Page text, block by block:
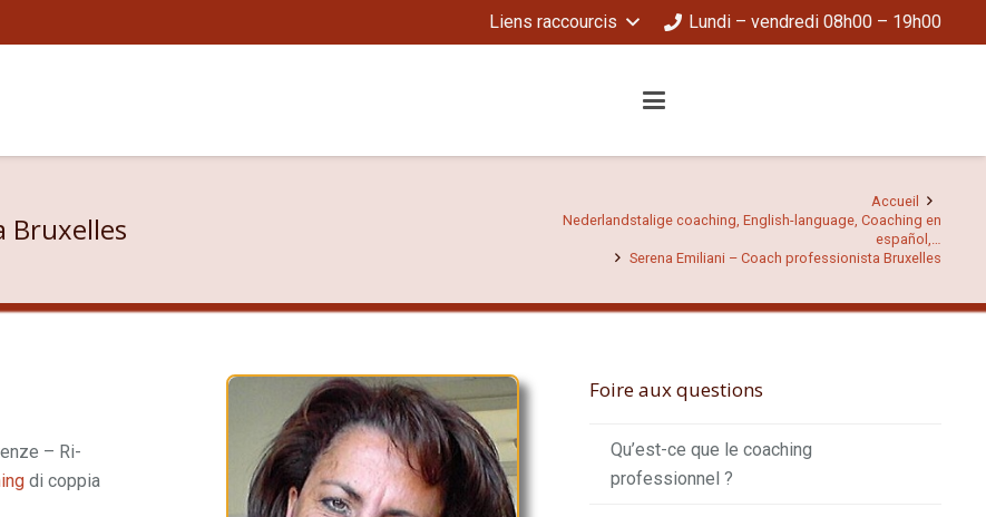
Liens raccourcis Lundi – vendredi 08h00 – 19h00
Bruxelles
Accueil
Nederlandstalige coaching, English-language, Coaching en
español,…
Serena Emiliani – Coach professionista Bruxelles
– Ri-
di coppia
Foire aux questions
Qu’est-ce que le coaching
professionnel ?